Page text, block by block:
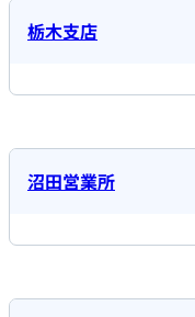
栃木支店
沼田営業所